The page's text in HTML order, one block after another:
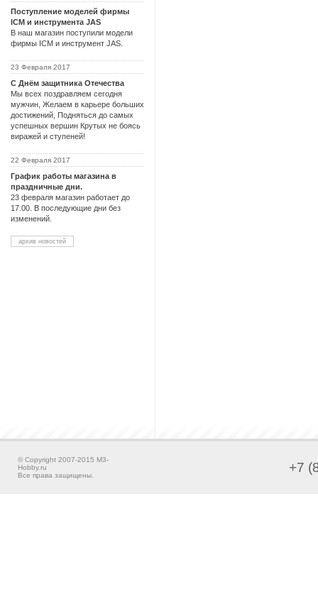
Поступление моделей фирмы
ICM и инструмента JAS
В наш магазин поступили модели
фирмы ICM и инструмент JAS.
23 Февраля 2017
С Днём защитника Отечества
Мы всех поздравляем сегодня
мужчин, Желаем в карьере больших
достижений, Подняться до самых
успешных вершин Крутых не боясь
виражей и ступеней!
22 Февраля 2017
График работы магазина в
праздничные дни.
23 февраля магазин работает до
17.00. В последующие дни без
изменений.
архив новостей
© Copyright 2007-2015 M3-
Hobby.ru
Все права защищены.
+7